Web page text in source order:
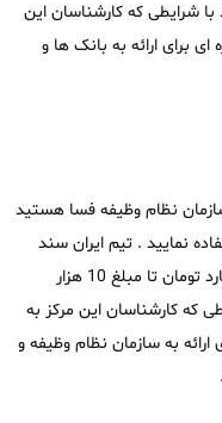
با شرایطی که کارشناسان این
ای برای ارائه به بانک ها و
سازمان نظام وظیفه فسا هستید
نمایید . تیم ایران سند
توانایی تامین وثیقه اجاره ای از مبلغ 1 میلیارد تومان تا مبلغ 10 هزار
که کارشناسان این مرکز به
ارائه به سازمان نظام وظیفه و